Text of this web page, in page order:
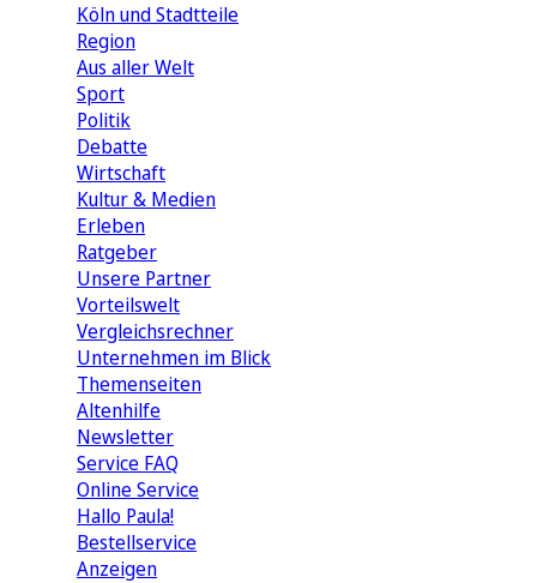
Köln und Stadtteile
Region
Aus aller Welt
Sport
Politik
Debatte
Wirtschaft
Kultur & Medien
Erleben
Ratgeber
Unsere Partner
Vorteilswelt
Vergleichsrechner
Unternehmen im Blick
Themenseiten
Altenhilfe
Newsletter
Service FAQ
Online Service
Hallo Paula!
Bestellservice
Anzeigen